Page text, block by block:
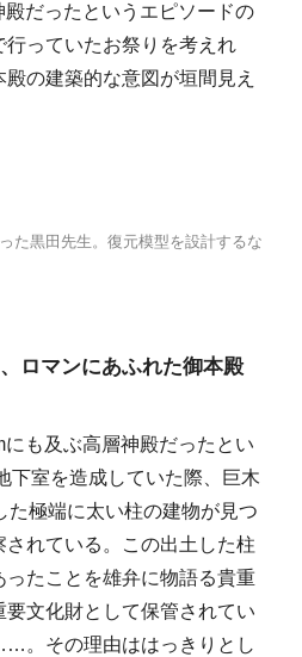
だったというエピソードの
っていたお祭りを考えれ
の建築的な意図が垣間見え
た黒田先生。復元模型を設計するな
ロマンにあふれた御本殿
も及ぶ高層神殿だったとい
下室を造成していた際、巨木
た極端に太い柱の建物が見つ
れている。この出土した柱
たことを雄弁に物語る貴重
文化財として保管されてい
。その理由ははっきりとし